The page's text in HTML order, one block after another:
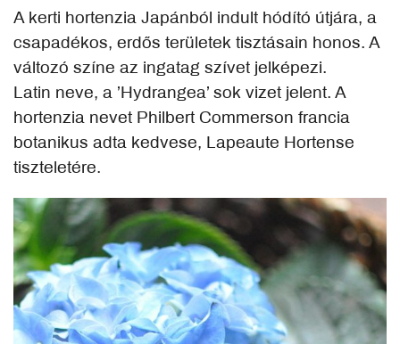
A kerti hortenzia Japánból indult hódító útjára, a
csapadékos, erdős területek tisztásain honos. A
változó színe az ingatag szívet jelképezi.
Latin neve, a ’Hydrangea’ sok vizet jelent. A
hortenzia nevet Philbert Commerson francia
botanikus adta kedvese, Lapeaute Hortense
tiszteletére.